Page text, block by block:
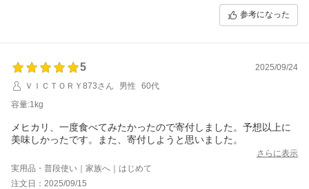
参考になった
5
2025/09/24
ＶＩＣＴＯＲＹ873さん
男性
60代
容量:1kg
メヒカリ、一度食べてみたかったので寄付しました。予想以上に
美味しかったです。また、寄付しようと思いました。
さらに表示
実用品・普段使い｜家族へ｜はじめて
注文日：2025/09/15